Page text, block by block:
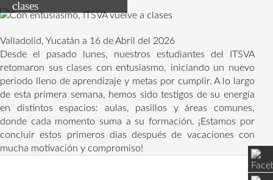
clases
Valladolid, Yucatán a 16 de Abril del 2026
Desde el pasado lunes, nuestros estudiantes del ITSVA
retomaron sus clases con entusiasmo, iniciando un nuevo
periodo lleno de aprendizaje y metas por cumplir. A lo largo
de esta primera semana, hemos sido testigos de su energía
en distintos espacios: aulas, pasillos y áreas comunes,
donde cada momento suma a su formación. ¡Estamos por
concluir estos primeros días después de vacaciones con
mucha motivación y compromiso!